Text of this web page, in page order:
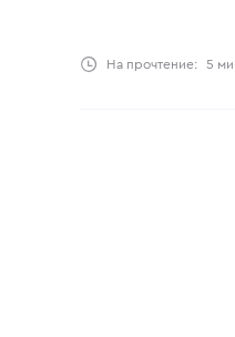
На прочтение: 5